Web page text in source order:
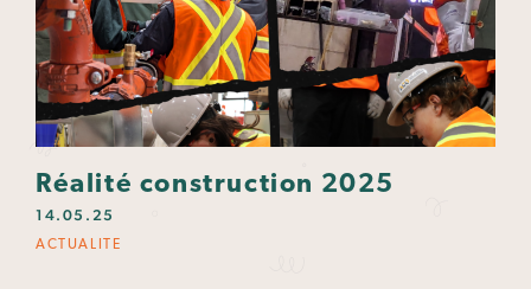
Réalité construction 2025
14.05.25
ACTUALITE